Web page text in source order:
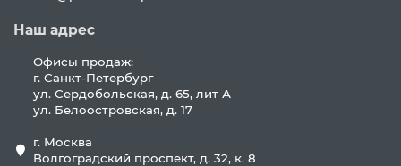
Наш адрес
Офисы продаж:
г. Санкт-Петербург
ул. Сердобольская, д. 65, лит А
ул. Белоостровская, д. 17
г. Москва
Волгоградский проспект, д. 32, к. 8